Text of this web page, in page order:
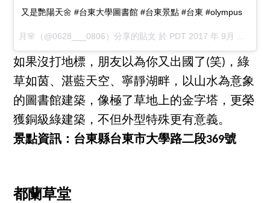
又是艷陽天🌼 #台東大學圖書館 #台東景點 #台東 #olympus
月🌸 （@0628___0806）分享的貼文 於 PDT 2017 年 9月 月 23 日 10:00 下午
如果沒打地標，朋友以為你又出國了(笑)，綠
草如茵、湛藍天空、寧靜湖畔，以山水為意象
的圖書館建築，像極了草地上的金字塔，更榮
獲銅級綠建築，不但外型特殊更有意義。
景點資訊：台東縣台東市大學路二段369號
都蘭草堂